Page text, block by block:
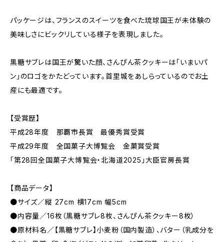
パッケージは、フランスのスイーツを食べた琉球国王が未体験の
美味しさにビックリしている様子を表現しました。
黒糖サブレは国王が驚いた顔、さんぴん茶クッキーは「いまいパ
ン」のロゴをかたどっています。首里城をあしらっているのでお土
産にも最適です。
【受賞歴】
平成28年度 那覇市長賞 最優秀賞受賞
平成29年度 全国菓子大博覧会 金菓賞受賞
「第28回全国菓子大博覧会・北海道2025」大臣官房長賞
【商品データ】
●サイズ／縦 27cm 横17cm 幅5cm
●内容量／16枚（黒糖サブレ8枚、さんぴん茶クッキー8枚）
●原材料名／【黒糖サブレ】小麦粉（国内製造）、バター（乳成分を